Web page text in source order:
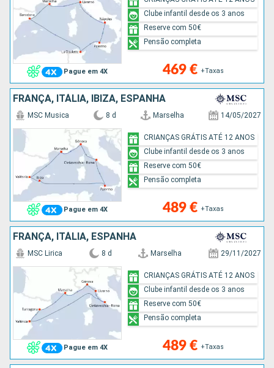
Pague em 4X 469 € +Taxas
Clube infantil desde os 3 anos
Reserve com 50€
Pensão completa
FRANÇA, ITÁLIA, IBIZA, ESPANHA
Pague em 4X
MSC Musica 8 d Marselha 14/05/2027
489 € +Taxas
CRIANÇAS GRÁTIS ATÉ 12 ANOS
Clube infantil desde os 3 anos
Reserve com 50€
Pensão completa
FRANÇA, ITÁLIA, ESPANHA
Pague em 4X
MSC Lirica 8 d Marselha 29/11/2027
489 € +Taxas
CRIANÇAS GRÁTIS ATÉ 12 ANOS
Clube infantil desde os 3 anos
Reserve com 50€
Pensão completa